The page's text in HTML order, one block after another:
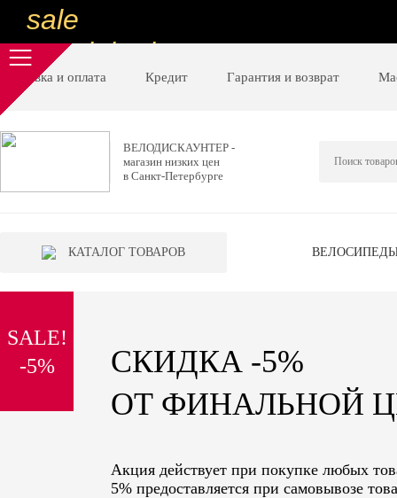
sale
special price
sale
низкие цены
вот дешево
special price
sale
надо брать
sale
Доставка и оплата Кредит Гарантия и возврат
ВЕЛОДИСКАУНТЕР -
магазин низких цен
в Санкт-Петербурге
КАТАЛОГ ТОВАРОВ
SALE!
-5%
СКИДКА -5%
ОТ ФИНАЛЬНОЙ
Акция действует при покупке любых
5% предоставляется при самовывозе